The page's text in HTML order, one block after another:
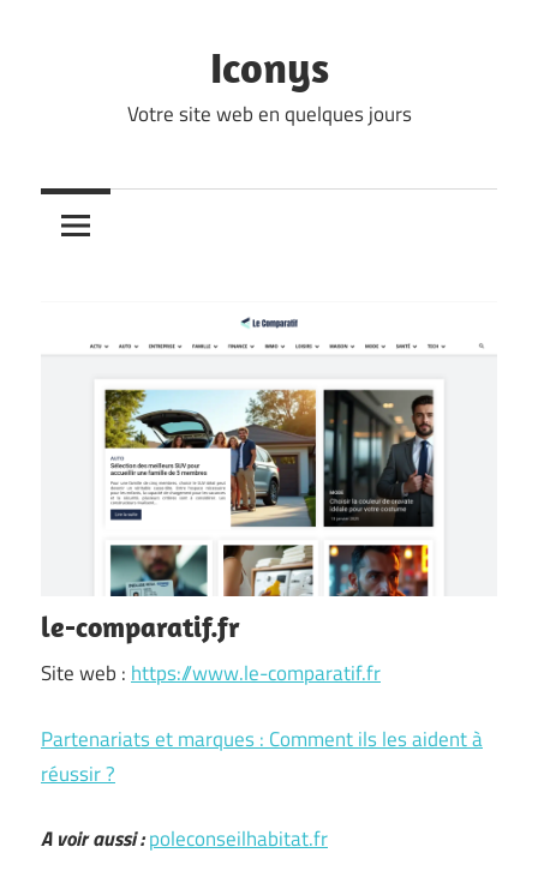
Iconys
Votre site web en quelques jours
le-comparatif.fr
Site web : https://www.le-comparatif.fr
Partenariats et marques : Comment ils les aident à
réussir ?
A voir aussi :poleconseilhabitat.fr